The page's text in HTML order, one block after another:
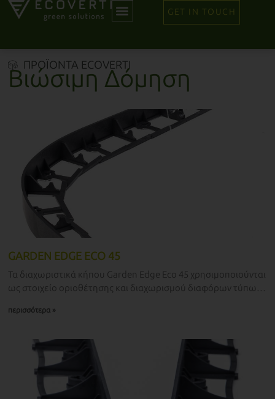
GET IN TOUCH
ΠΡΟΪΟΝΤΑ ECOVERTI
Βιώσιμη Δόμηση
GARDEN EDGE ECO 45
Τα διαχωριστικά κήπου Garden Edge Eco 45 χρησιμοποιούνται
ως στοιχείο οριοθέτησης και διαχωρισμού διαφόρων τύπων
περισσότερα »